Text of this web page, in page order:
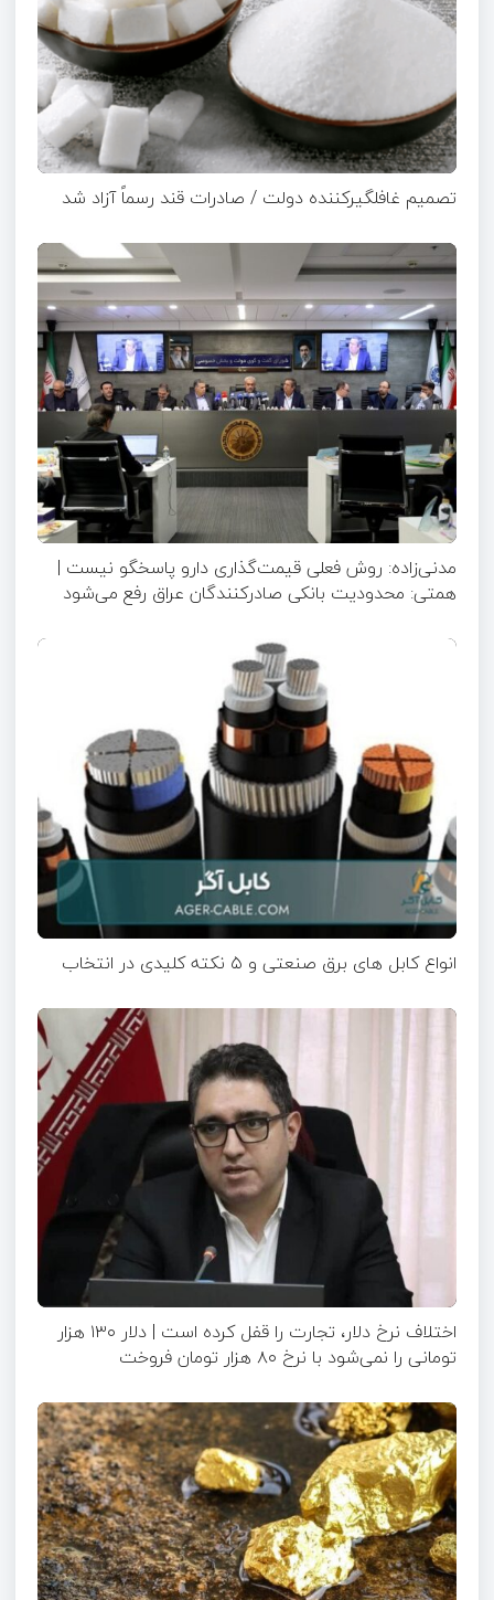
تصمیم غافلگیرکننده دولت / صادرات قند رسماً آزاد شد
مدنی‌زاده: روش فعلی قیمت‌گذاری دارو پاسخگو نیست |
همتی: محدودیت بانکی صادرکنندگان عراق رفع می‌شود
انواع کابل های برق صنعتی و ۵ نکته کلیدی در انتخاب
اختلاف نرخ دلار، تجارت را قفل کرده است | دلار ۱۳۰ هزار
تومانی را نمی‌شود با نرخ ۸۰ هزار تومان فروخت